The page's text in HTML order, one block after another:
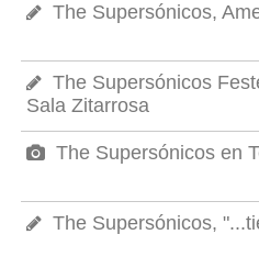
The Supersónicos,
The Supersónicos
Sala Zitarrosa
The Supersónicos en
The Supersónicos,